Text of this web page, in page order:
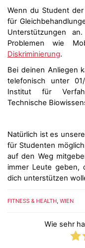
Wenn du Student
für
Unterstützungen
Problemen wie
Diskriminierung.
Bei deinen Anliegen
telefonisch unter
Institut für
Technische
Natürlich ist es
für Studenten
auf den Weg
immer Leute geben,
dich unterstützen
FITNESS & HEALTH, WIEN
Wie sehr